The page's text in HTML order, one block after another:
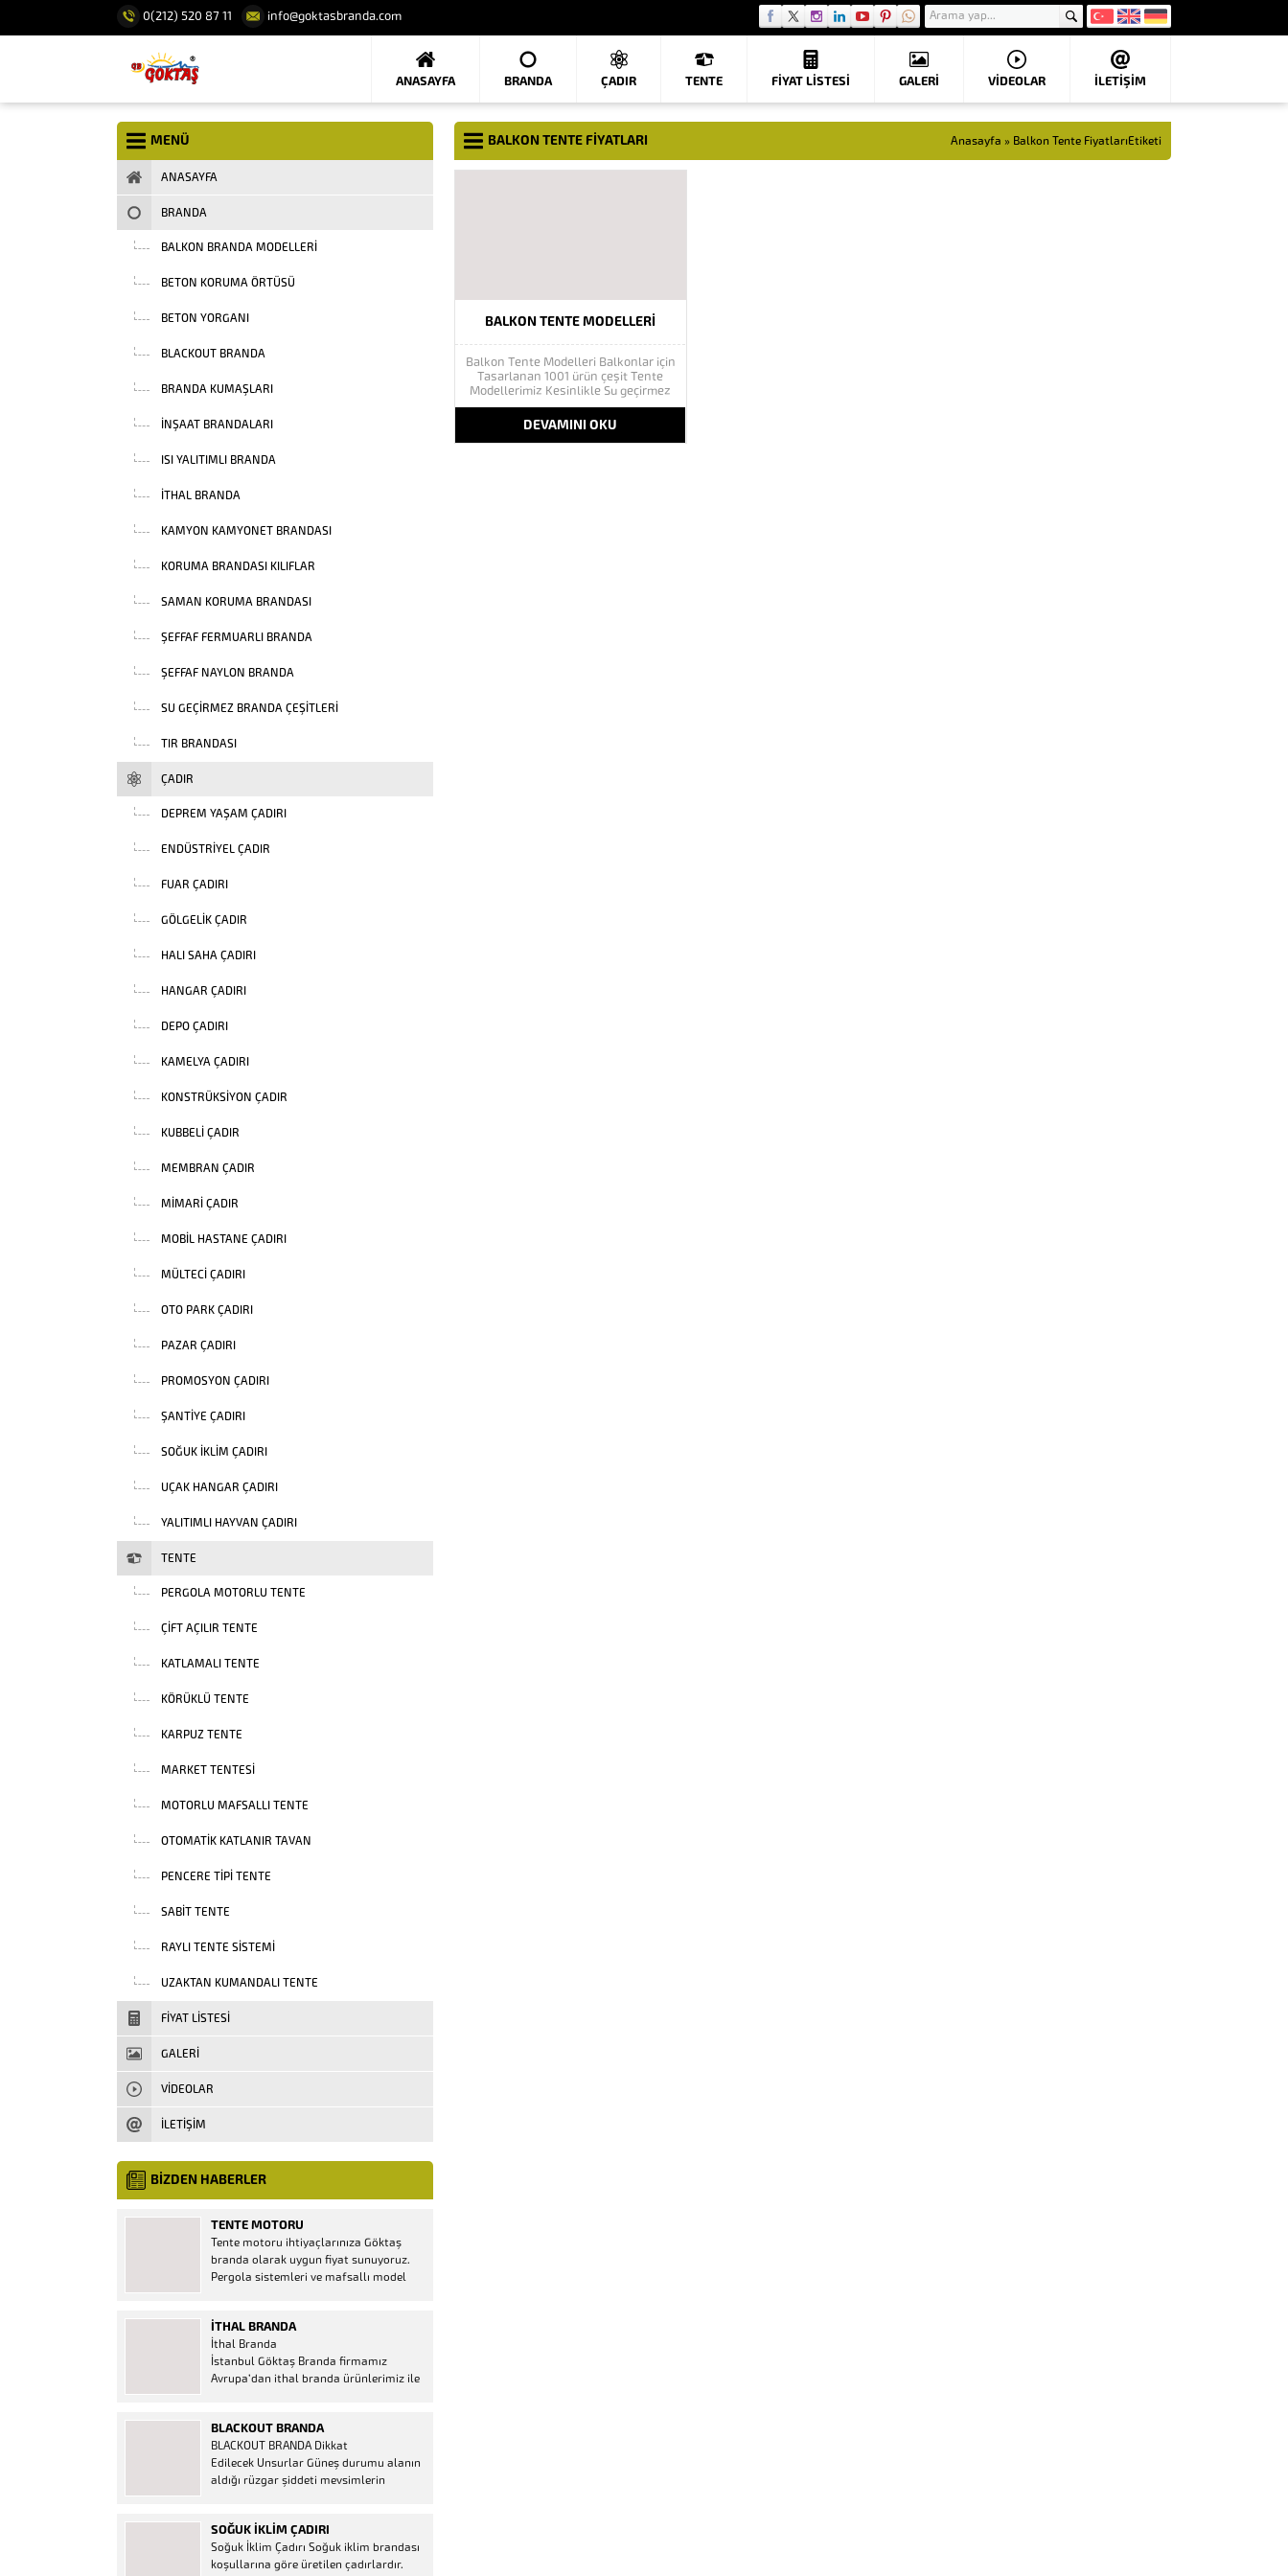
0(212) 520 87 11 info@goktasbranda.com
ANASAYFA BRANDA ÇADIR TENTE FIYAT LISTESI GALERİ VIDEOLAR İLETİŞİM
BALKON TENTE FIYATLARI Anasayfa » Balkon Tente FiyatlarıEtiketi
BALKON TENTE MODELLERI
Balkon Tente Modelleri Balkonlar için
Tasarlanan 1001 ürün çeşit Tente
Modellerimiz Kesinlikle Su geçirmez
tente kumaşı ve ışık almaz özelliğini
taşır bu sayede sizlerde istenilen
renk ve modellerimizi iletişim
menüsünden ögrenebilirsiniz. Balkon
DEVAMINI OKU
MENÜ
ANASAYFA
BRANDA
BALKON BRANDA MODELLERI
BETON KORUMA ÖRTÜSÜ
BETON YORGANI
BLACKOUT BRANDA
BRANDA KUMAŞLARI
INŞAAT BRANDALARI
ISI YALITIMLI BRANDA
İTHAL BRANDA
KAMYON KAMYONET BRANDASI
KORUMA BRANDASI KILIFLAR
SAMAN KORUMA BRANDASI
ŞEFFAF FERMUARLI BRANDA
ŞEFFAF NAYLON BRANDA
SU GEÇIRMEZ BRANDA ÇEŞITLERI
TIR BRANDASI
ÇADIR
DEPREM YAŞAM ÇADIRI
ENDÜSTRIYEL ÇADIR
FUAR ÇADIRI
GÖLGELIK ÇADIR
HALI SAHA ÇADIRI
HANGAR ÇADIRI
DEPO ÇADIRI
KAMELYA ÇADIRI
KONSTRÜKSIYON ÇADIR
KUBBELI ÇADIR
MEMBRAN ÇADIR
MIMARI ÇADIR
MOBIL HASTANE ÇADIRI
MÜLTECI ÇADIRI
OTO PARK ÇADIRI
PAZAR ÇADIRI
PROMOSYON ÇADIRI
ŞANTIYE ÇADIRI
SOĞUK İKLIM ÇADIRI
UÇAK HANGAR ÇADIRI
YALITIMLI HAYVAN ÇADIRI
TENTE
PERGOLA MOTORLU TENTE
ÇIFT AÇILIR TENTE
KATLAMALI TENTE
KÖRÜKLÜ TENTE
KARPUZ TENTE
MARKET TENTESI
MOTORLU MAFSALLI TENTE
OTOMATIK KATLANIR TAVAN
PENCERE TIPI TENTE
SABIT TENTE
RAYLI TENTE SISTEMI
UZAKTAN KUMANDALI TENTE
FIYAT LISTESI
GALERİ
VIDEOLAR
İLETİŞİM
BİZDEN HABERLER
TENTE MOTORU
Tente motoru ihtiyaçlarınıza Göktaş
branda olarak uygun fiyat sunuyoruz.
Pergola sistemleri ve mafsallı model
mevcuttur. Kumanda ve diğer aparatlar
firmamızda mevcuttur.
İTHAL BRANDA
İthal Branda
İstanbul Göktaş Branda firmamız
Avrupa’dan ithal branda ürünlerimiz ile
Ürün Al dükkanı ürünleri peşin fiyatına
bol taksitle Göktaş Branda Çeşitleri
Adresinde, 1.kalite ithal ürün ne demek
Brandacı sektöründe faaliyet gösteren,
BLACKOUT BRANDA
BLACKOUT BRANDA Dikkat
Edilecek Unsurlar Güneş durumu alanın
aldığı rüzgar şiddeti mevsimlerin
düşünmeniz gereken bir kaç faktörden
biridir. Türkiye’nin lider Branda markası
Göktaş Branda, Hazine ve Maliye Bakanı
SOĞUK İKLIM ÇADIRI
Soğuk İklim Çadırı Soğuk iklim brandası
koşullarına göre üretilen çadırlardır.